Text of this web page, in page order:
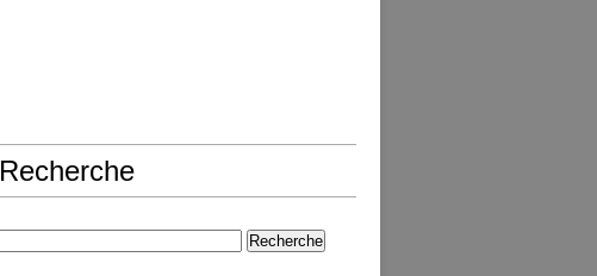
Recherche